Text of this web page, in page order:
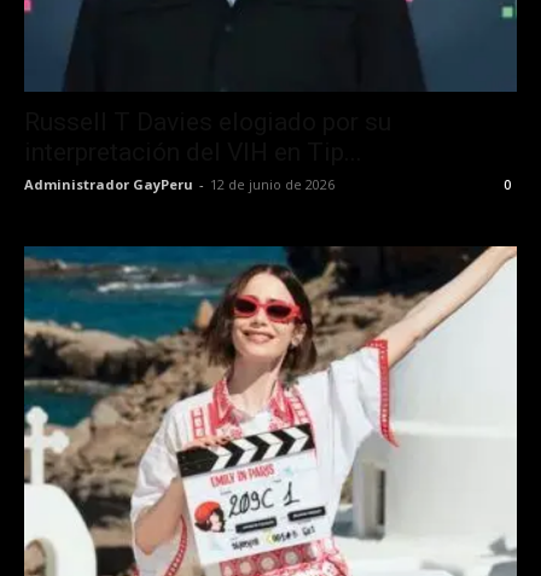
Administrador GayPeru - 12 de junio de 2026 0